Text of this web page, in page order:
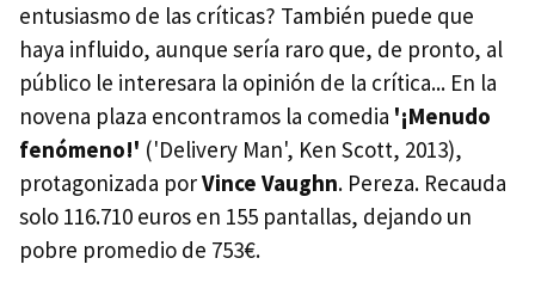
entusiasmo de las críticas? También puede que
haya influido, aunque sería raro que, de pronto, al
público le interesara la opinión de la crítica... En la
novena plaza encontramos la comedia '¡Menudo
fenómeno!' ('Delivery Man', Ken Scott, 2013),
protagonizada porVince Vaughn. Pereza. Recauda
solo 116.710 euros en 155 pantallas, dejando un
pobre promedio de 753€.